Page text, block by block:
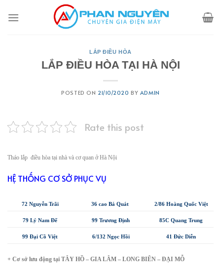
LẮP ĐIỀU HÒA
LẮP ĐIỀU HÒA TẠI HÀ NỘI
POSTED ON 21/10/2020 BY ADMIN
Rate this post
Tháo lắp điều hòa tại nhà và cơ quan ở Hà Nội
HỆ THỐNG CƠ SỞ PHỤC VỤ
72 Nguyễn Trãi 36 cao Bá Quát 2/86 Hoàng Quốc Việt
79 Lý Nam Đế 99 Trương Định 85C Quang Trung
99 Đại Cồ Việt 6/132 Ngọc Hồi 41 Đức Diễn
+ Cơ sở lưu động tại TÂY HỒ – GIA LÂM – LONG BIÊN – ĐẠI MỖ